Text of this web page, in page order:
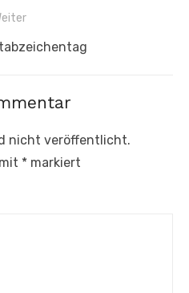
nicht veröffentlicht.
* markiert